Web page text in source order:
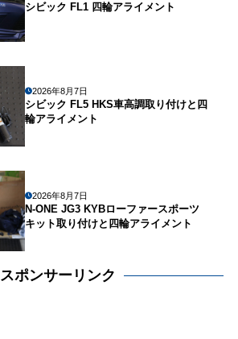
シビック FL1 四輪アライメント
2026年8月7日
シビック FL5 HKS車高調取り付けと四
輪アライメント
2026年8月7日
N-ONE JG3 KYBローファースポーツ
キット取り付けと四輪アライメント
スポンサーリンク